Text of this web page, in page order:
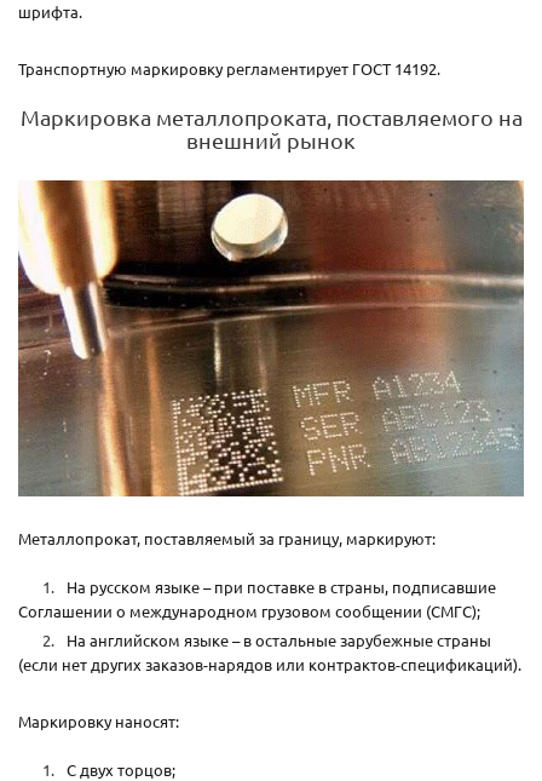
шрифта.
Транспортную маркировку регламентирует ГОСТ 14192.
Маркировка металлопроката, поставляемого на
внешний рынок
Металлопрокат, поставляемый за границу, маркируют:
На русском языке – при поставке в страны, подписавшие
Соглашении о международном грузовом сообщении (СМГС);
На английском языке – в остальные зарубежные страны
(если нет других заказов-нарядов или контрактов-спецификаций).
Маркировку наносят:
С двух торцов;